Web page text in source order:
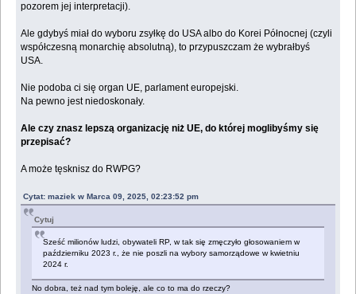
pozorem jej interpretacji).
Ale gdybyś miał do wyboru zsyłkę do USA albo do Korei Północnej (czyli
współczesną monarchię absolutną), to przypuszczam że wybrałbyś
USA.
Nie podoba ci się organ UE, parlament europejski.
Na pewno jest niedoskonały.
Ale czy znasz lepszą organizację niż UE, do której moglibyśmy się
przepisać?
A może tęsknisz do RWPG?
Cytat: maziek w Marca 09, 2025, 02:23:52 pm
Cytuj
Sześć milionów ludzi, obywateli RP, w tak się zmęczyło głosowaniem w
październiku 2023 r., że nie poszli na wybory samorządowe w kwietniu
2024 r.
No dobra, też nad tym boleję, ale co to ma do rzeczy?